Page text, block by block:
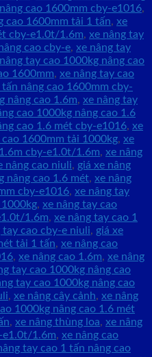
cao 1600mm cby-e1016,
cao 1600mm tải 1 tấn, xe
cby-e1.0t/1.6m, xe nâng tay
cao cby-e, xe nâng tay
tay cao 1000kg nâng cao
1600mm, xe nâng tay cao
tấn nâng cao 1600mm cby-
nâng cao 1.6m, xe nâng tay
cao 1000kg nâng cao 1.6
cao 1.6 mét cby-e1016, xe
cao 1600mm tải 1000kg, xe
cby-e1.0t/1.6m, xe nâng
nâng cao niuli, giá xe nâng
nâng cao 1.6 mét, xe nâng
cby-e1016, xe nâng tay
, xe nâng tay cao
1.6m, xe nâng tay cao 1
tay cao cby-e niuli, giá xe
tải 1 tấn, xe nâng cao
, xe nâng cao 1.6m, xe nâng
tay cao 1000kg nâng cao
tay cao 1000kg nâng cao
, xe nâng cây cảnh, xe nâng
1000kg nâng cao 1.6 mét
, xe nâng thùng loa, xe nâng
e1.0t/1.6m, xe nâng cao
tay cao 1 tấn nâng cao